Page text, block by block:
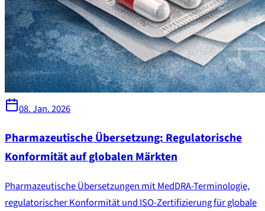
08. Jan. 2026
Pharmazeutische Übersetzung: Regulatorische
Konformität auf globalen Märkten
Pharmazeutische Übersetzungen mit MedDRA-Terminologie,
regulatorischer Konformität und ISO-Zertifizierung für globale